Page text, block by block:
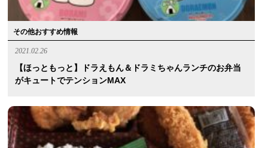
その他おすすめ情報
2021.02.26
【ほっともっと】ドラえもん＆ドラミちゃんランチのお弁当
がキュートでテンションMAX